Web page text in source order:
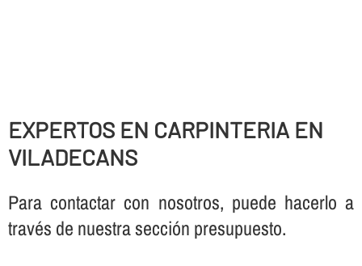
EXPERTOS EN CARPINTERIA EN
VILADECANS
Para contactar con nosotros, puede hacerlo a
través de nuestra sección presupuesto.